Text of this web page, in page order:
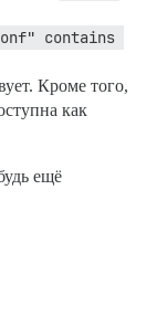
contains
Кроме того,
как
ещё